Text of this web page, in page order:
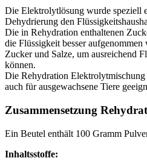
Die Elektrolytlösung wurde speziell
Dehydrierung den
Die in Rehydration enthaltenen
die Flüssigkeit besser
Zucker und Salze, um ausreichend
können.
Die Rehydration
auch für ausgewachsene Tiere
Zusammensetzung
Ein Beutel enthält 100 Gramm
Inhaltsstoffe: